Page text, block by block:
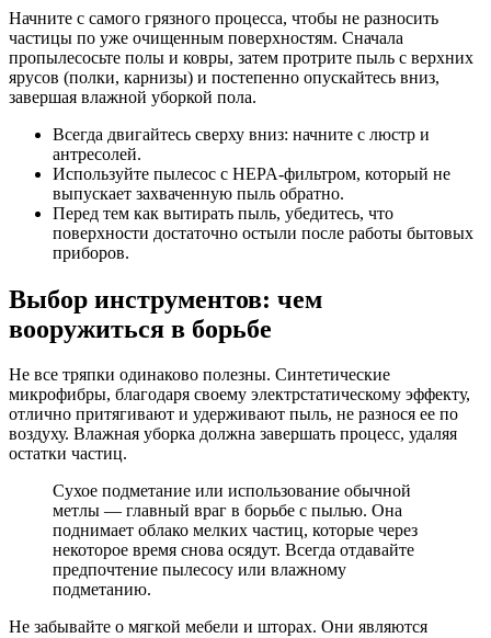
Начните с самого грязного процесса, чтобы не разносить
частицы по уже очищенным поверхностям. Сначала
пропылесосьте полы и ковры, затем протрите пыль с верхних
ярусов (полки, карнизы) и постепенно опускайтесь вниз,
завершая влажной уборкой пола.
Всегда двигайтесь сверху вниз: начните с люстр и
антресолей.
Используйте пылесос с HEPA-фильтром, который не
выпускает захваченную пыль обратно.
Перед тем как вытирать пыль, убедитесь, что
поверхности достаточно остыли после работы бытовых
приборов.
Выбор инструментов: чем
вооружиться в борьбе
Не все тряпки одинаково полезны. Синтетические
микрофибры, благодаря своему электрстатическому эффекту,
отлично притягивают и удерживают пыль, не разнося ее по
воздуху. Влажная уборка должна завершать процесс, удаляя
остатки частиц.
Сухое подметание или использование обычной
метлы — главный враг в борьбе с пылью. Она
поднимает облако мелких частиц, которые через
некоторое время снова осядут. Всегда отдавайте
предпочтение пылесосу или влажному
подметанию.
Не забывайте о мягкой мебели и шторах. Они являются